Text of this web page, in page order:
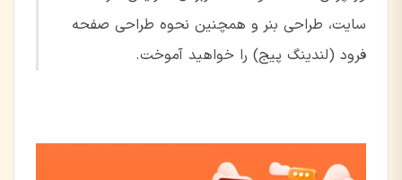
سایت، طراحی بنر و همچنین نحوه طراحی صفحه
فرود (لندینگ پیج) را خواهید آموخت.